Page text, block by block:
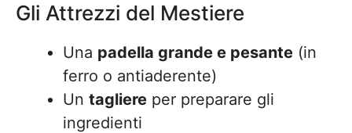
Gli Attrezzi del Mestiere
Una padella grande e pesante (in
ferro o antiaderente)
Un tagliere per preparare gli
ingredienti